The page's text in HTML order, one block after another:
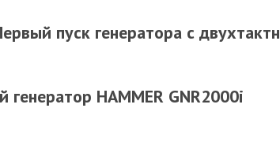
пуск генератора с
HAMMER GNR2000i